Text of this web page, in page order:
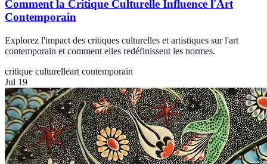
Comment la Critique Culturelle Influence l'Art
Contemporain
Explorez l'impact des critiques culturelles et artistiques sur l'art
contemporain et comment elles redéfinissent les normes.
critique culturelleart contemporain
Jul 19